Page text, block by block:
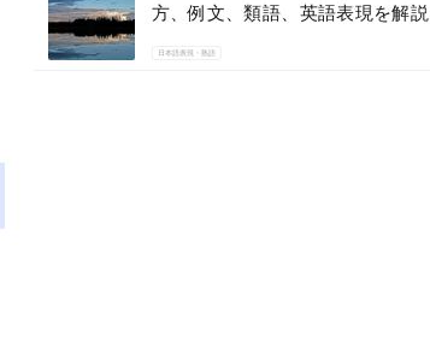
方、例文、類語、英語表現を解説
日本語表現・熟語